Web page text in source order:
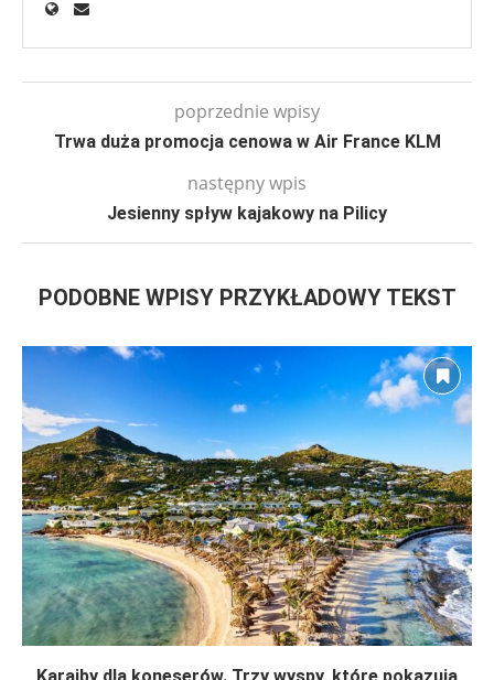
poprzednie wpisy
Trwa duża promocja cenowa w Air France KLM
następny wpis
Jesienny spływ kajakowy na Pilicy
PODOBNE WPISY PRZYKŁADOWY TEKST